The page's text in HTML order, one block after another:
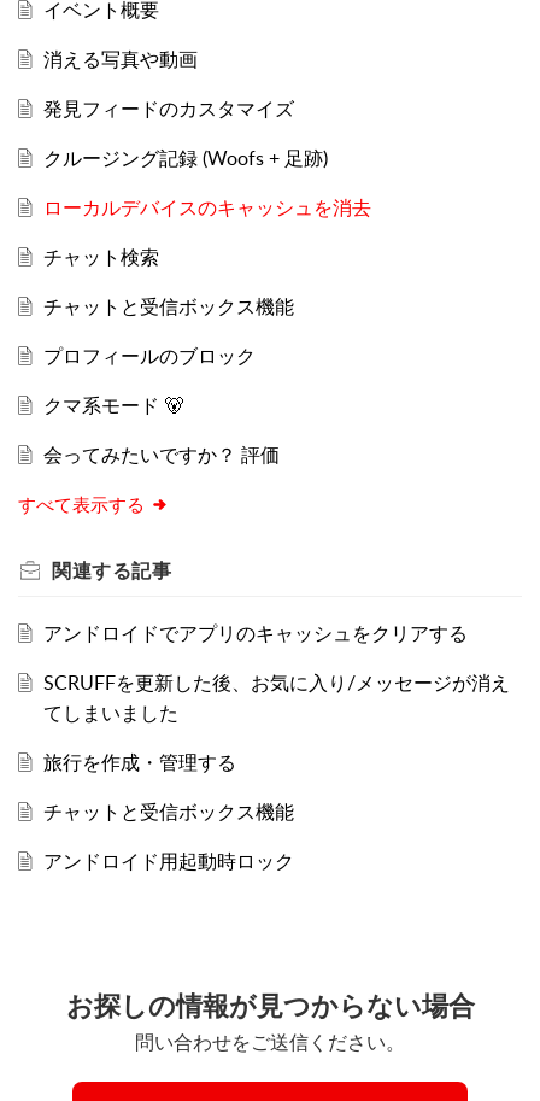
イベント概要
消える写真や動画
発見フィードのカスタマイズ
クルージング記録 (Woofs + 足跡)
ローカルデバイスのキャッシュを消去
チャット検索
チャットと受信ボックス機能
プロフィールのブロック
クマ系モード 🐻
会ってみたいですか？ 評価
すべて表示する
関連する記事
アンドロイドでアプリのキャッシュをクリアする
SCRUFFを更新した後、お気に入り/メッセージが消え
てしまいました
旅行を作成・管理する
チャットと受信ボックス機能
アンドロイド用起動時ロック
お探しの情報が見つからない場合
問い合わせをご送信ください。